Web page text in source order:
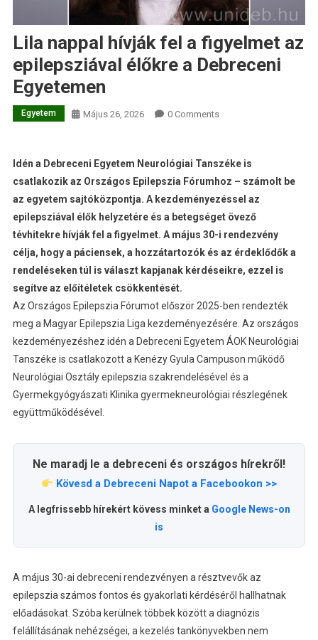
Lila nappal hívják fel a figyelmet az
epilepsziával élőkre a Debreceni
Egyetemen
Egyetem Május 26, 2026 0 Comments
Idén a Debreceni Egyetem Neurológiai Tanszéke is
csatlakozik az Országos Epilepszia Fórumhoz – számolt be
az egyetem sajtóközpontja. A kezdeményezéssel az
epilepsziával élők helyzetére és a betegséget övező
tévhitekre hívják fel a figyelmet. A május 30-i rendezvény
célja, hogy a páciensek, a hozzátartozók és az érdeklődők a
rendeléseken túl is választ kapjanak kérdéseikre, ezzel is
segítve az előítéletek csökkentését.
Az Országos Epilepszia Fórumot először 2025-ben rendezték
meg a Magyar Epilepszia Liga kezdeményezésére. Az országos
kezdeményezéshez idén a Debreceni Egyetem ÁOK Neurológiai
Tanszéke is csatlakozott a Kenézy Gyula Campuson működő
Neurológiai Osztály epilepszia szakrendelésével és a
Gyermekgyógyászati Klinika gyermekneurológiai részlegének
együttműködésével.
Ne maradj le a debreceni és országos hírekről!
Kövesd a Debreceni Napot a Facebookon >>
A legfrissebb hírekért kövess minket a Google News-on
is
A május 30-ai debreceni rendezvényen a résztvevők az
epilepszia számos fontos és gyakorlati kérdéséről hallhatnak
előadásokat. Szóba kerülnek többek között a diagnózis
felállításának nehézségei, a kezelés tankönyvekben nem